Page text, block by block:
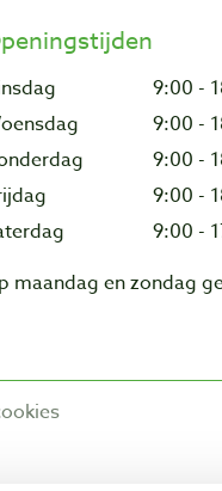
9:00 -
9:00 -
9:00 -
9:00 -
9:00 -
maandag en zondag